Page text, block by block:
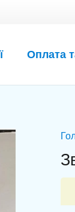
Оплата